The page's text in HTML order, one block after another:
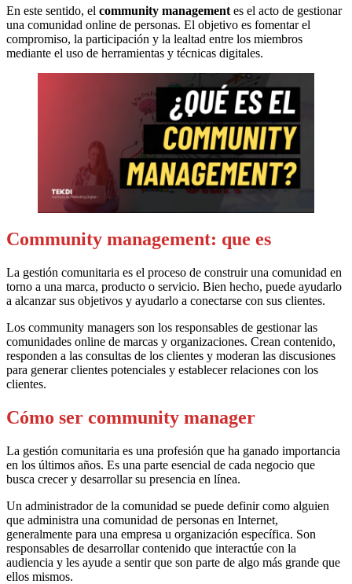
En este sentido, el community management es el acto de gestionar
una comunidad online de personas. El objetivo es fomentar el
compromiso, la participación y la lealtad entre los miembros
mediante el uso de herramientas y técnicas digitales.
Community management: que es
La gestión comunitaria es el proceso de construir una comunidad en
torno a una marca, producto o servicio. Bien hecho, puede ayudarlo
a alcanzar sus objetivos y ayudarlo a conectarse con sus clientes.
Los community managers son los responsables de gestionar las
comunidades online de marcas y organizaciones. Crean contenido,
responden a las consultas de los clientes y moderan las discusiones
para generar clientes potenciales y establecer relaciones con los
clientes.
Cómo ser community manager
La gestión comunitaria es una profesión que ha ganado importancia
en los últimos años. Es una parte esencial de cada negocio que
busca crecer y desarrollar su presencia en línea.
Un administrador de la comunidad se puede definir como alguien
que administra una comunidad de personas en Internet,
generalmente para una empresa u organización específica. Son
responsables de desarrollar contenido que interactúe con la
audiencia y les ayude a sentir que son parte de algo más grande que
ellos mismos.